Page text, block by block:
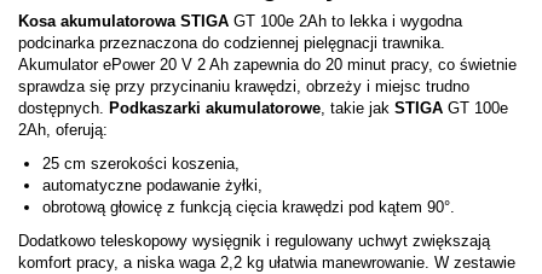
Kosa akumulatorowa STIGA GT 100e 2Ah to lekka i wygodna
podcinarka przeznaczona do codziennej pielęgnacji trawnika.
Akumulator ePower 20 V 2 Ah zapewnia do 20 minut pracy, co świetnie
sprawdza się przy przycinaniu krawędzi, obrzeży i miejsc trudno
dostępnych. Podkaszarki akumulatorowe, takie jak STIGA GT 100e
2Ah, oferują:
25 cm szerokości koszenia,
automatyczne podawanie żyłki,
obrotową głowicę z funkcją cięcia krawędzi pod kątem 90°.
Dodatkowo teleskopowy wysięgnik i regulowany uchwyt zwiększają
komfort pracy, a niska waga 2,2 kg ułatwia manewrowanie. W zestawie